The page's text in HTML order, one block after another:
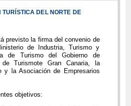
DEL NORTE DE
previsto la firma del convenio de
de Industria, Turismo y
de Turismo del Gobierno de
Turismote Gran Canaria, la
y la Asociación de Empresarios
objetivos: